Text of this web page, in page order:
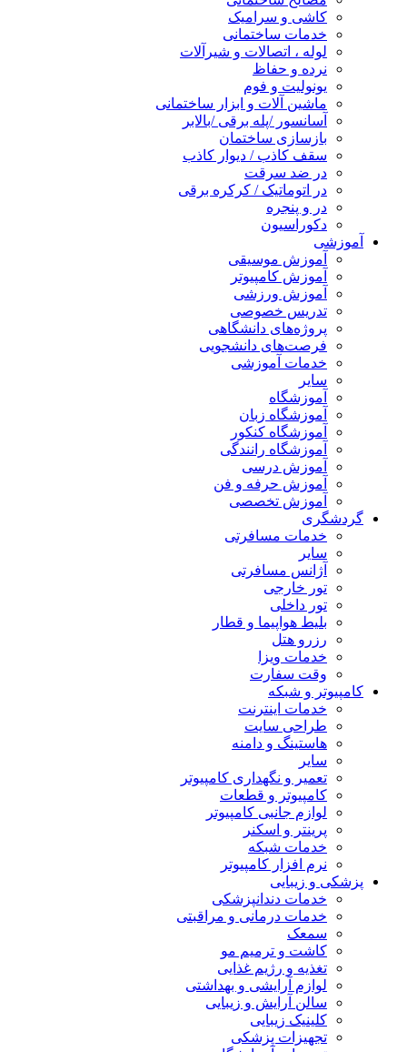
کاشی و سرامیک
خدمات ساختمانی
لوله ، اتصالات و شیرآلات
نرده و حفاظ
یونولیت و فوم
ماشین آلات و ابزار ساختمانی
آسانسور /پله برقی /بالابر
بازسازی ساختمان
سقف کاذب / دیوار کاذب
در ضد سرقت
در اتوماتیک / کرکره برقی
در و پنجره
دکوراسیون
آموزشی
آموزش موسیقی
آموزش کامپیوتر
آموزش ورزشی
تدریس خصوصی
پروژه‌های دانشگاهی
فرصت‌های دانشجویی
خدمات آموزشی
سایر
آموزشگاه
آموزشگاه زبان
آموزشگاه کنکور
آموزشگاه رانندگی
آموزش درسی
آموزش حرفه و فن
آموزش تخصصی
گردشگری
خدمات مسافرتی
سایر
آژانس مسافرتی
تور خارجی
تور داخلی
بلیط هواپیما و قطار
رزرو هتل
خدمات ویزا
وقت سفارت
کامپیوتر و شبکه
خدمات اینترنت
طراحی سایت
هاستینگ و دامنه
سایر
تعمیر و نگهداری کامپیوتر
کامپیوتر و قطعات
لوازم جانبی کامپیوتر
پرینتر و اسکنر
خدمات شبکه
نرم افزار کامپیوتر
پزشکی و زیبایی
خدمات دندانپزشکی
خدمات درمانی و مراقبتی
سمعک
کاشت و ترمیم مو
تغذیه و رژیم غذایی
لوازم آرایشی و بهداشتی
سالن آرایش و زیبایی
کلینیک زیبایی
تجهیزات پزشکی